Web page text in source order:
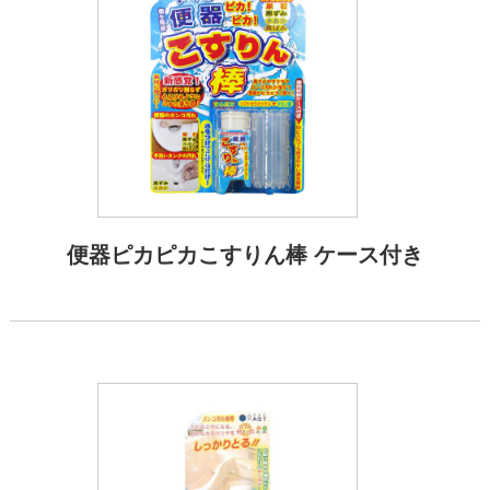
便器ピカピカこすりん棒 ケース付き